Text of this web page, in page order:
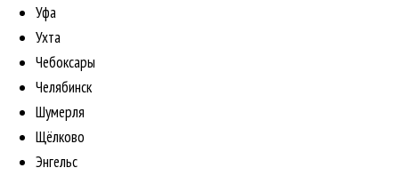
Уфа
Ухта
Чебоксары
Челябинск
Шумерля
Щёлково
Энгельс